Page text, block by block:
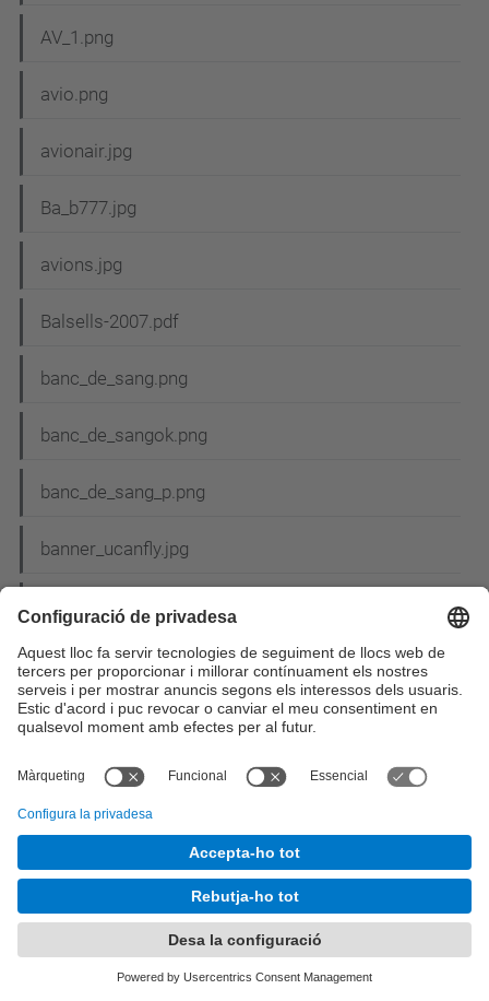
AV_1.png
avio.png
avionair.jpg
Ba_b777.jpg
avions.jpg
Balsells-2007.pdf
banc_de_sang.png
banc_de_sangok.png
banc_de_sang_p.png
banner_ucanfly.jpg
banyols.jpg
BannerNIT15-300x300.gif
banyols3-2.png
BarcelonaASM12.png
BASESCohesio2008.pdf
bases_concurs_cartell.pdf
Bases del concurs de nadales_2.pdf